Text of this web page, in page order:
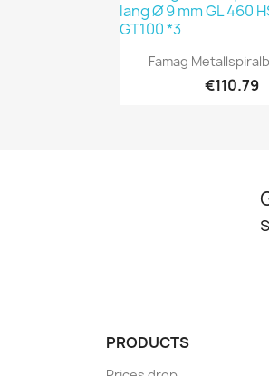
Quick
Famag
€110.79
PRODUCTS